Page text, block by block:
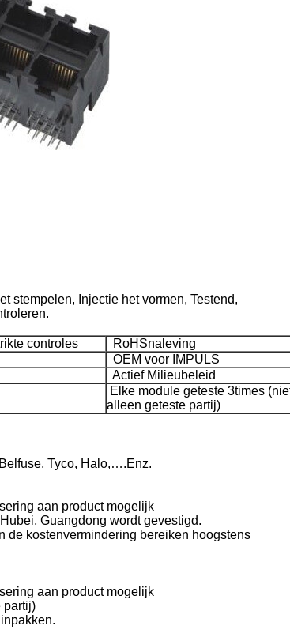
stempelen, Injectie het vormen, Testend,
controles
RoHSnaleving
OEM voor IMPULS
Actief Milieubeleid
Elke module geteste 3times
alleen geteste partij)
Tyco, Halo,….Enz.
aan product mogelijk
Guangdong wordt gevestigd.
de kostenvermindering bereiken hoogstens
aan product mogelijk
partij)